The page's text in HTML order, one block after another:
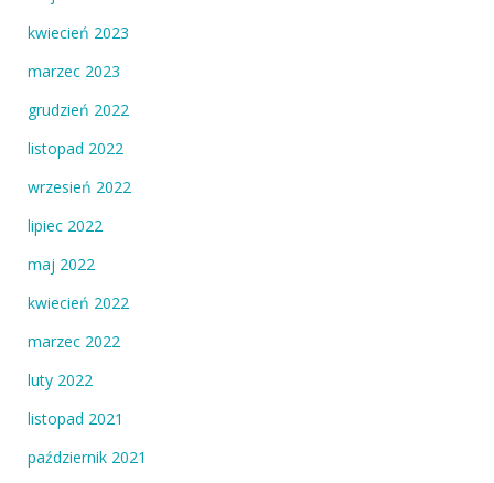
kwiecień 2023
marzec 2023
grudzień 2022
listopad 2022
wrzesień 2022
lipiec 2022
maj 2022
kwiecień 2022
marzec 2022
luty 2022
listopad 2021
październik 2021